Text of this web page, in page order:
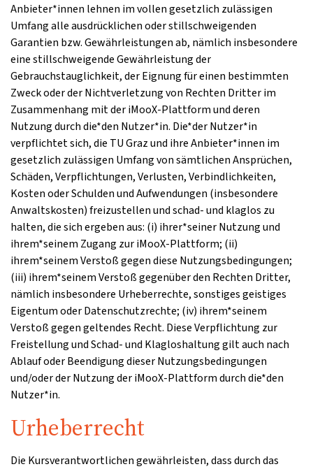
Anbieter*innen lehnen im vollen gesetzlich zulässigen
Umfang alle ausdrücklichen oder stillschweigenden
Garantien bzw. Gewährleistungen ab, nämlich insbesondere
eine stillschweigende Gewährleistung der
Gebrauchstauglichkeit, der Eignung für einen bestimmten
Zweck oder der Nichtverletzung von Rechten Dritter im
Zusammenhang mit der iMooX-Plattform und deren
Nutzung durch die*den Nutzer*in. Die*der Nutzer*in
verpflichtet sich, die TU Graz und ihre Anbieter*innen im
gesetzlich zulässigen Umfang von sämtlichen Ansprüchen,
Schäden, Verpflichtungen, Verlusten, Verbindlichkeiten,
Kosten oder Schulden und Aufwendungen (insbesondere
Anwaltskosten) freizustellen und schad- und klaglos zu
halten, die sich ergeben aus: (i) ihrer*seiner Nutzung und
ihrem*seinem Zugang zur iMooX-Plattform; (ii)
ihrem*seinem Verstoß gegen diese Nutzungsbedingungen;
(iii) ihrem*seinem Verstoß gegenüber den Rechten Dritter,
nämlich insbesondere Urheberrechte, sonstiges geistiges
Eigentum oder Datenschutzrechte; (iv) ihrem*seinem
Verstoß gegen geltendes Recht. Diese Verpflichtung zur
Freistellung und Schad- und Klagloshaltung gilt auch nach
Ablauf oder Beendigung dieser Nutzungsbedingungen
und/oder der Nutzung der iMooX-Plattform durch die*den
Nutzer*in.
Urheberrecht
Die Kursverantwortlichen gewährleisten, dass durch das